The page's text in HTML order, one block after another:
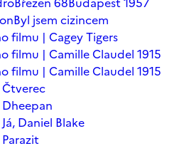
Byl jsem cizincem
filmu | Cagey Tigers
filmu | Camille Claudel 1915
filmu | Camille Claudel 1915
Čtverec
Daniel Blake